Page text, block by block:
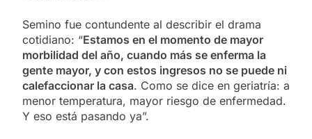
Semino fue contundente al describir el drama
cotidiano: “Estamos en el momento de mayor
morbilidad del año, cuando más se enferma la
gente mayor, y con estos ingresos no se puede ni
calefaccionar la casa. Como se dice en geriatría: a
menor temperatura, mayor riesgo de enfermedad.
Y eso está pasando ya”.